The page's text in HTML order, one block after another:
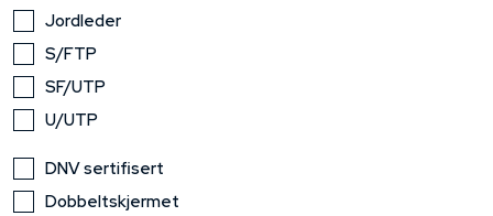
Jordleder
S/FTP
SF/UTP
U/UTP
DNV sertifisert
Dobbeltskjermet